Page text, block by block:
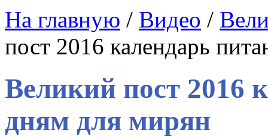
На главную / Видео /
пост 2016 календарь
Великий пост 2016
дням для мирян